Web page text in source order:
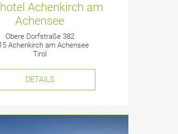
Achenkirch am
Achensee
Obere Dorfstraße 382
Achenkirch am Achensee
Tirol
DETAILS